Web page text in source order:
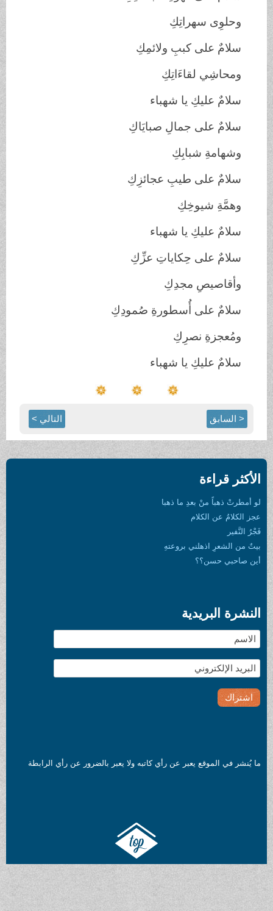
وحلوِى سهراتِكِ
سلامٌ على كببِ ولائمِكِ
ومحاشِي لقاءَاتِكِ
سلامٌ عليكِ يا شهباء
سلامٌ على جمالِ صبايَاكِ
وشهامةِ شبابِكِ
سلامٌ على طيبِ عجائزِكِ
وهمَّةِ شيوخِكِ
سلامٌ عليكِ يا شهباء
سلامٌ على حِكاياتِ عزِّكِ
وأقاصيصِ مجدِكِ
سلامٌ على أُسطورةِ صُمودِكِ
ومُعجزةِ نصرِكِ
سلامٌ عليكِ يا شهباء
< السابق التالي >
الأكثر قراءة
لو أمطرتْ ذهباً منْ بعدِ ما ذهبا
عجز الكلامُ عن الكلام
فَجْرُ النَّفير
بيتٌ من الشعرِ اذهلني بروعتهِ
أين صاحبي حسن؟؟
النشرة البريدية
ما يُنشر في الموقع يعبر عن رأي كاتبه ولا يعبر بالضرور عن رأي الرابطة